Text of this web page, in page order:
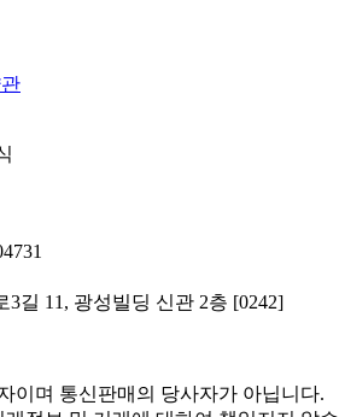
3길 11, 광성빌딩 신관 2층 [0242]
이며 통신판매의 당사자가 아닙니다.